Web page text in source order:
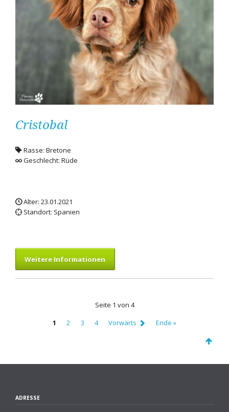
Cristobal
Rasse: Bretone
Geschlecht: Rüde
Alter: 23.01.2021
Standort: Spanien
Weitere Informationen
Seite 1 von 4
1
2 3 4 Vorwärts Ende »
ADRESSE